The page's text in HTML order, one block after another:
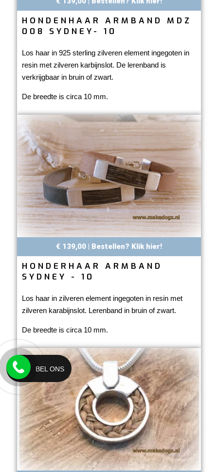
HONDENHAAR ARMBAND MDZ
008 SYDNEY- 10
Los haar in 925 sterling zilveren element ingegoten in
resin met zilveren karbijnslot. De lerenband is
verkrijgbaar in bruin of zwart.
De breedte is circa 10 mm.
€ 139,00 | Bestellen? Klik hier!
HONDERHAAR ARMBAND
SYDNEY - 10
Los haar in zilveren element ingegoten in resin met
zilveren karabijnslot. Lerenband in bruin of zwart.
De breedte is circa 10 mm.
BEL ONS